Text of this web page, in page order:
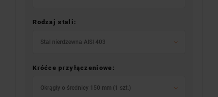
Rodzaj stali:
Stal nierdzewna AISI 403
Króćce przyłączeniowe:
Okrągły o średnicy 150 mm (1 szt.)